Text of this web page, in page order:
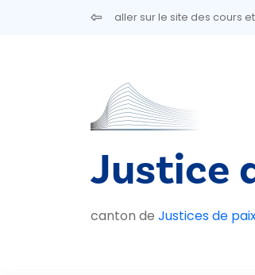
Aller au contenu principalaller sur le site des cours
Justice
canton de Justices de